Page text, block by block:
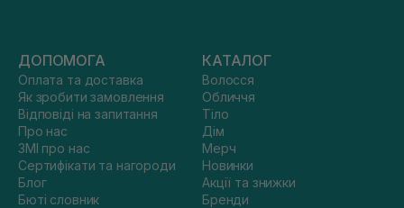
ДОПОМОГА
Оплата та доставка
Як зробити замовлення
Відповіді на запитання
Про нас
ЗМІ про нас
Сертифікати та нагороди
Блог
Бюті словник
КАТАЛОГ
Волосся
Обличчя
Тіло
Дім
Мерч
Новинки
Акції та знижки
Бренди